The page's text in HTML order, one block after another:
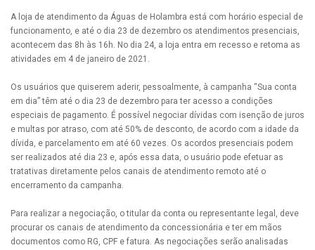
A loja de atendimento da Águas de Holambra está com horário especial de
funcionamento, e até o dia 23 de dezembro os atendimentos presenciais,
acontecem das 8h às 16h. No dia 24, a loja entra em recesso e retoma as
atividades em 4 de janeiro de 2021.
Os usuários que quiserem aderir, pessoalmente, à campanha “Sua conta
em dia” têm até o dia 23 de dezembro para ter acesso a condições
especiais de pagamento. É possível negociar dívidas com isenção de juros
e multas por atraso, com até 50% de desconto, de acordo com a idade da
dívida, e parcelamento em até 60 vezes. Os acordos presenciais podem
ser realizados até dia 23 e, após essa data, o usuário pode efetuar as
tratativas diretamente pelos canais de atendimento remoto até o
encerramento da campanha.
Para realizar a negociação, o titular da conta ou representante legal, deve
procurar os canais de atendimento da concessionária e ter em mãos
documentos como RG, CPF e fatura. As negociações serão analisadas